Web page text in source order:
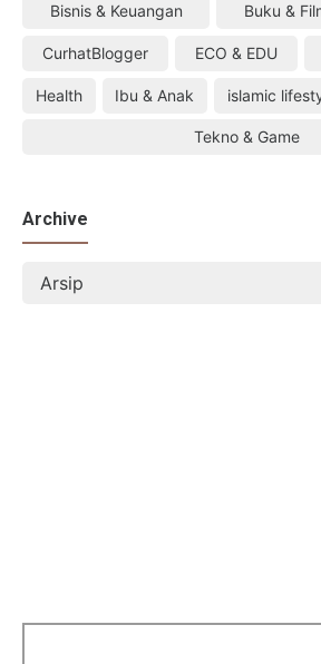
Bisnis & Keuangan Buku &
CurhatBlogger ECO & EDU
Health Ibu & Anak islamic
Tekno & Game
Archive